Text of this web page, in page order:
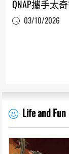
QNAP攜手太
03/10/2026
Life and Fun